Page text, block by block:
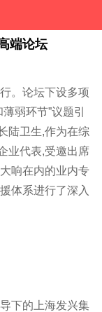
端论坛
。论坛下设多项
弱环节”议题引
陆卫生,作为在综
业代表,受邀出席
响在内的业内专
体系进行了深入
下的上海发兴集